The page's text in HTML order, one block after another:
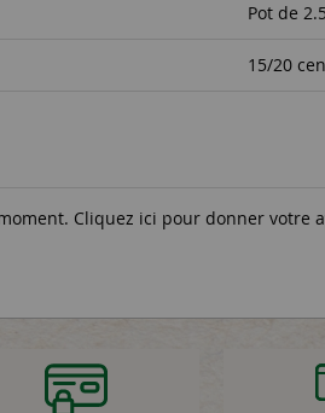
Pot de
15/20
Cliquez ici pour donner votre